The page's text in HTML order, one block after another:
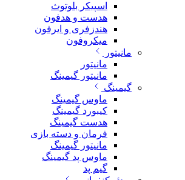
اسپیکر بلوتوث
هدست و هدفون
هندزفری و ایرفون
میکروفون
مانیتور
مانیتور
مانیتور گیمینگ
گیمینگ
ماوس گیمینگ
کیبورد گیمینگ
هدست گیمینگ
فرمان و دسته بازی
مانیتور گیمینگ
ماوس پد گیمینگ
گیم پد